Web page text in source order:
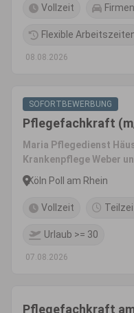
Vollzeit
Flexible
08.08.2026
SOFORTBEWERBUNG
Pflegefachkraft
Maria Pflegedienst
Krankenpflege Weber
Köln Poll am Rhein
Vollzeit
Urlaub >= 30
07.08.2026
Pflegefachkraft